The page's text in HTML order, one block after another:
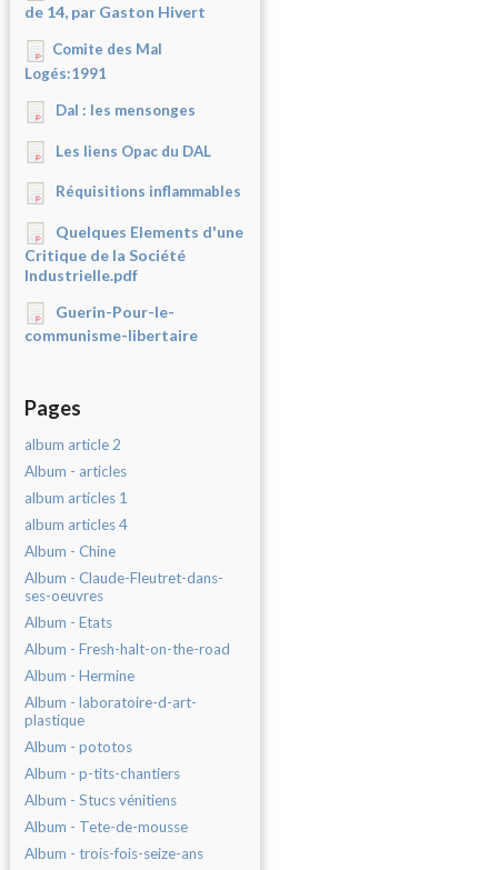
de 14, par Gaston Hivert
Comite des Mal
Logés:1991
Dal : les mensonges
Les liens Opac du DAL
Réquisitions inflammables
Quelques Elements d'une
Critique de la Société
Industrielle.pdf
Guerin-Pour-le-
communisme-libertaire
Pages
album article 2
Album - articles
album articles 1
album articles 4
Album - Chine
Album - Claude-Fleutret-dans-
ses-oeuvres
Album - Etats
Album - Fresh-halt-on-the-road
Album - Hermine
Album - laboratoire-d-art-
plastique
Album - pototos
Album - p-tits-chantiers
Album - Stucs vénitiens
Album - Tete-de-mousse
Album - trois-fois-seize-ans